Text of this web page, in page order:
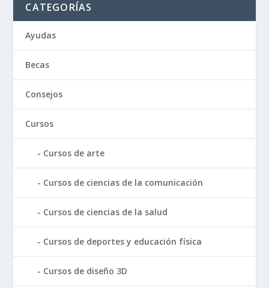
CATEGORÍAS
Ayudas
Becas
Consejos
Cursos
Cursos de arte
Cursos de ciencias de la comunicación
Cursos de ciencias de la salud
Cursos de deportes y educación física
Cursos de diseño 3D